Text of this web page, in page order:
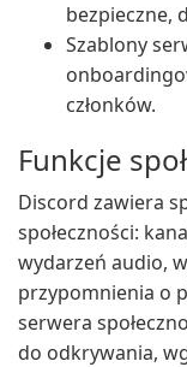
bezpieczne,
Szablony
członków.
Funkcje
Discord zawiera
społeczności:
wydarzeń audio,
przypomnienia o
serwera
do odkrywania,